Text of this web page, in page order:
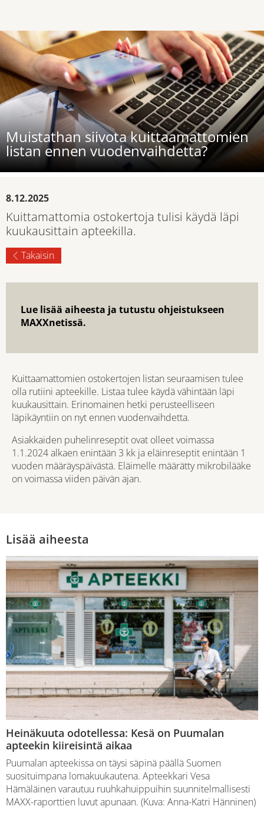
Muistathan siivota kuittaamattomien
listan ennen vuodenvaihdetta?
8.12.2025
Kuittamattomia ostokertoja tulisi käydä läpi
kuukausittain apteekilla.
Takaisin
Lue lisää aiheesta ja tutustu ohjeistukseen
MAXXnetissä.
Kuittaamattomien ostokertojen listan seuraamisen tulee
olla rutiini apteekille. Listaa tulee käydä vähintään läpi
kuukausittain. Erinomainen hetki perusteelliseen
läpikäyntiin on nyt ennen vuodenvaihdetta.
Asiakkaiden puhelinreseptit ovat olleet voimassa
1.1.2024 alkaen enintään 3 kk ja eläinreseptit enintään 1
vuoden määräyspäivästä. Eläimelle määrätty mikrobilääke
on voimassa viiden päivän ajan.
Lisää aiheesta
Heinäkuuta odotellessa: Kesä on Puumalan
apteekin kiireisintä aikaa
Puumalan apteekissa on täysi säpinä päällä Suomen
suosituimpana lomakuukautena. Apteekkari Vesa
Hämäläinen varautuu ruuhkahuippuihin suunnitelmallisesti
MAXX-raporttien luvut apunaan. (Kuva: Anna-Katri Hänninen)